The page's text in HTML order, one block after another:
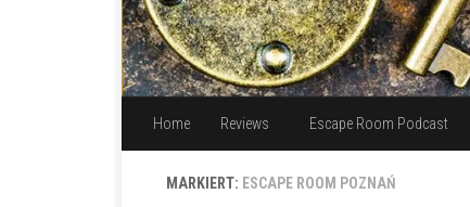
Home Reviews Escape Room Podcast
MARKIERT: ESCAPE ROOM POZNAŃ